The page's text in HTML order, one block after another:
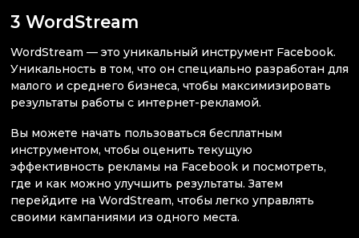
3 WordStream
WordStream — это уникальный инструмент Facebook.
Уникальность в том, что он специально разработан для
малого и среднего бизнеса, чтобы максимизировать
результаты работы с интернет-рекламой.
Вы можете начать пользоваться бесплатным
инструментом, чтобы оценить текущую
эффективность рекламы на Facebook и посмотреть,
где и как можно улучшить результаты. Затем
перейдите на WordStream, чтобы легко управлять
своими кампаниями из одного места.